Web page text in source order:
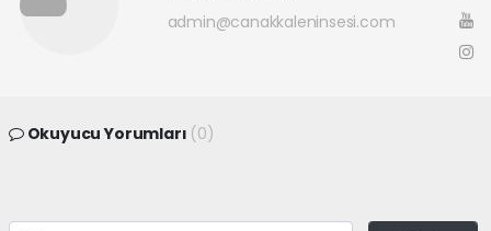
admin@canakkaleninsesi.com
Okuyucu Yorumları (0)